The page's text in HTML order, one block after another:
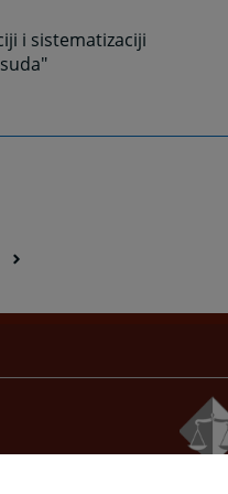
i sistematizaciji